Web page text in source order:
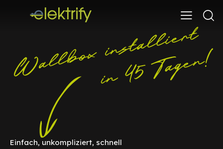
Einfach, unkompliziert, schnell